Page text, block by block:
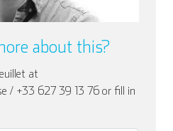
about this?
at
/ +33 627 39 13 76 or fill in